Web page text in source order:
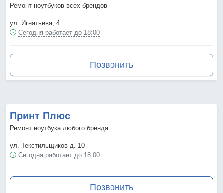
Ремонт ноутбуков всех брендов
ул. Игнатьева, 4
Сегодня работает до 18:00
Позвонить
Принт Плюс
Ремонт ноутбука любого бренда
ул. Текстильщиков д. 10
Сегодня работает до 18:00
Позвонить